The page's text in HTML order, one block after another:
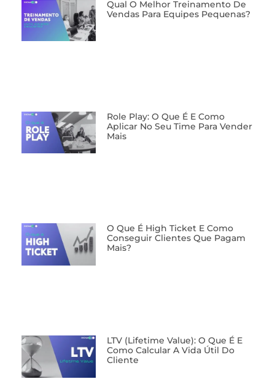
Qual O Melhor Treinamento De
Vendas Para Equipes Pequenas?
Role Play: O Que É E Como
Aplicar No Seu Time Para Vender
Mais
O Que É High Ticket E Como
Conseguir Clientes Que Pagam
Mais?
LTV (Lifetime Value): O Que É E
Como Calcular A Vida Útil Do
Cliente